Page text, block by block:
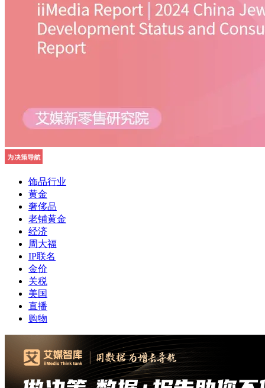
饰品行业
黄金
奢侈品
老铺黄金
经济
周大福
IP联名
金价
关税
美国
直播
购物